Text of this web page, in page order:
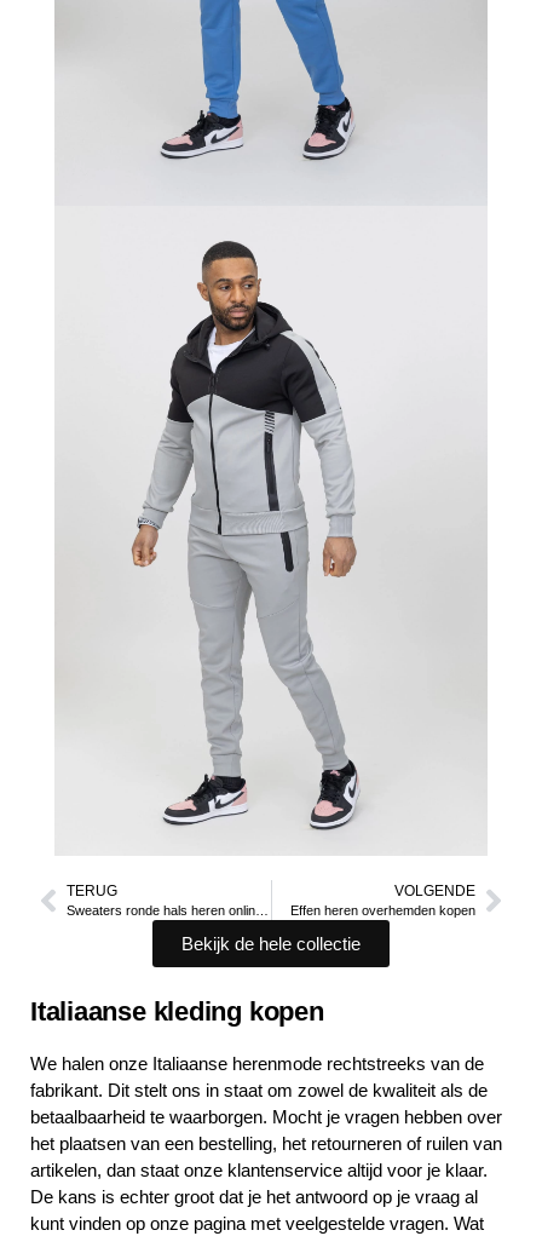
TERUG VOLGENDE
Effen heren overhemden kopen
Bekijk de hele collectie
Italiaanse kleding kopen
We halen onze Italiaanse herenmode rechtstreeks van de
fabrikant. Dit stelt ons in staat om zowel de kwaliteit als de
betaalbaarheid te waarborgen. Mocht je vragen hebben over
het plaatsen van een bestelling, het retourneren of ruilen van
artikelen, dan staat onze klantenservice altijd voor je klaar.
De kans is echter groot dat je het antwoord op je vraag al
kunt vinden op onze pagina met veelgestelde vragen. Wat